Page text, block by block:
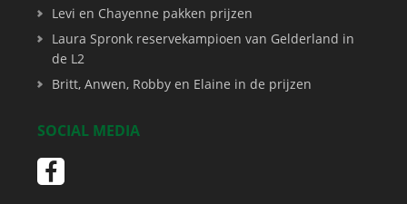
Levi en Chayenne pakken prijzen
Laura Spronk reservekampioen van Gelderland in
de L2
Britt, Anwen, Robby en Elaine in de prijzen
SOCIAL MEDIA